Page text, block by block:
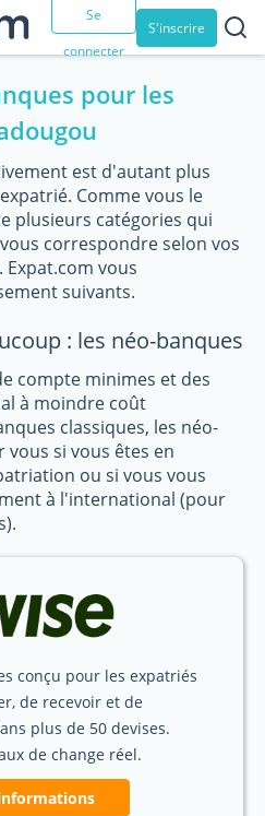
Se
connecter
S'inscrire
pour les
est d'autant plus
Comme vous le
plusieurs catégories qui
correspondre selon vos
Expat.com vous
suivants.
: les néo-banques
compte minimes et des
à moindre coût
classiques, les néo-
si vous êtes en
ou si vous vous
à l'international (pour
conçu pour les expatriés
de recevoir et de
plus de 50 devises.
de change réel.